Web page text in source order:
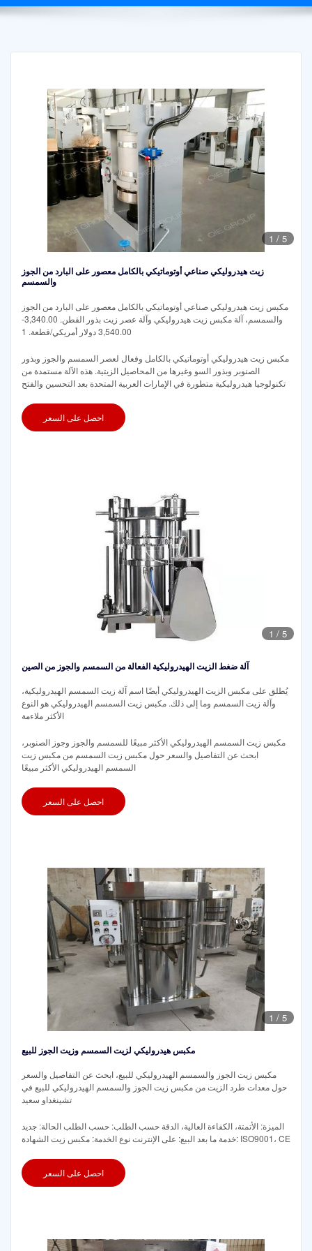
1 / 5
زيت هيدروليكي صناعي أوتوماتيكي بالكامل معصور على البارد من الجوز
والسمسم
مكبس زيت هيدروليكي صناعي أوتوماتيكي بالكامل معصور على البارد من الجوز
والسمسم، آلة مكبس زيت هيدروليكي وآلة عصر زيت بذور القطن. 3,340.00-
3,540.00 دولار أمريكي/قطعة. 1
مكبس زيت هيدروليكي أوتوماتيكي بالكامل وفعال لعصر السمسم والجوز وبذور
الصنوبر وبذور السو وغيرها من المحاصيل الزيتية. هذه الآلة مستمدة من
تكنولوجيا هيدروليكية متطورة في الإمارات العربية المتحدة بعد التحسين والفتح
احصل على السعر
1 / 5
آلة ضغط الزيت الهيدروليكية الفعالة من السمسم والجوز من الصين
يُطلق على مكبس الزيت الهيدروليكي أيضًا اسم آلة زيت السمسم الهيدروليكية،
وآلة زيت السمسم وما إلى ذلك. مكبس زيت السمسم الهيدروليكي هو النوع
الأكثر ملاءمة
مكبس زيت السمسم الهيدروليكي الأكثر مبيعًا للسمسم والجوز وجوز الصنوبر،
ابحث عن التفاصيل والسعر حول مكبس زيت السمسم من مكبس زيت
السمسم الهيدروليكي الأكثر مبيعًا
احصل على السعر
1 / 5
مكبس هيدروليكي لزيت السمسم وزيت الجوز للبيع
مكبس زيت الجوز والسمسم الهيدروليكي للبيع، ابحث عن التفاصيل والسعر
حول معدات طرد الزيت من مكبس زيت الجوز والسمسم الهيدروليكي للبيع في
تشينغداو سعيد
الميزة: الأتمتة، الكفاءة العالية، الدقة حسب الطلب: حسب الطلب الحالة: جديد
خدمة ما بعد البيع: على الإنترنت نوع الخدمة: مكبس زيت الشهادة: ISO9001، CE
احصل على السعر